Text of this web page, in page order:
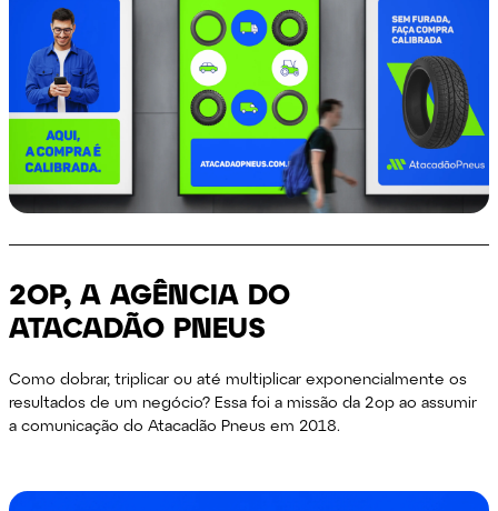
2OP, A AGÊNCIA DO
ATACADÃO PNEUS
Como dobrar, triplicar ou até multiplicarexponencialmente os
resultados de um negócio?Essa foi a missão da 2op ao assumir
a comunicação doAtacadão Pneus em 2018.